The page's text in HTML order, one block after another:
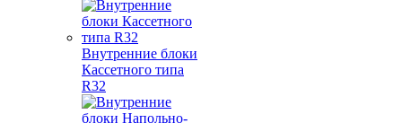
Внутренние блоки
Кассетного типа
R32